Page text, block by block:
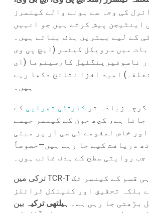
کی وجہ سے ہونے والے کینسرز
اینٹیجن پیش کرتے ہیں جو انہیں
کے لیے بہترین ہدف بناتے ہیں۔
میں سرویکل کینسر (ایچ پی وی
ناسوفیرینگئیل کارسینوما (ای
امید افزا نتائج دکھا رہے
ہیں۔
اگرچہ زیادہ تر کار-ٹی تھراپی کے
جاتا ہے، کچھ خون کے کینسر جیسے
اور خاص لمفومے ٹی سی آر پر مبنی
دریافت کیے جا رہے ہیں—خصوصاً
جب روایتی سطح کے ہدف غائب ہوں۔
ترکی میں TCR-T تھراپی ایک ہی قسم کے کینسر تک
بلکہ تحقیق اور کلینکل ٹرائلز
بڑھتی جا رہی ہے۔ ہیلتھی ترکیہ بین